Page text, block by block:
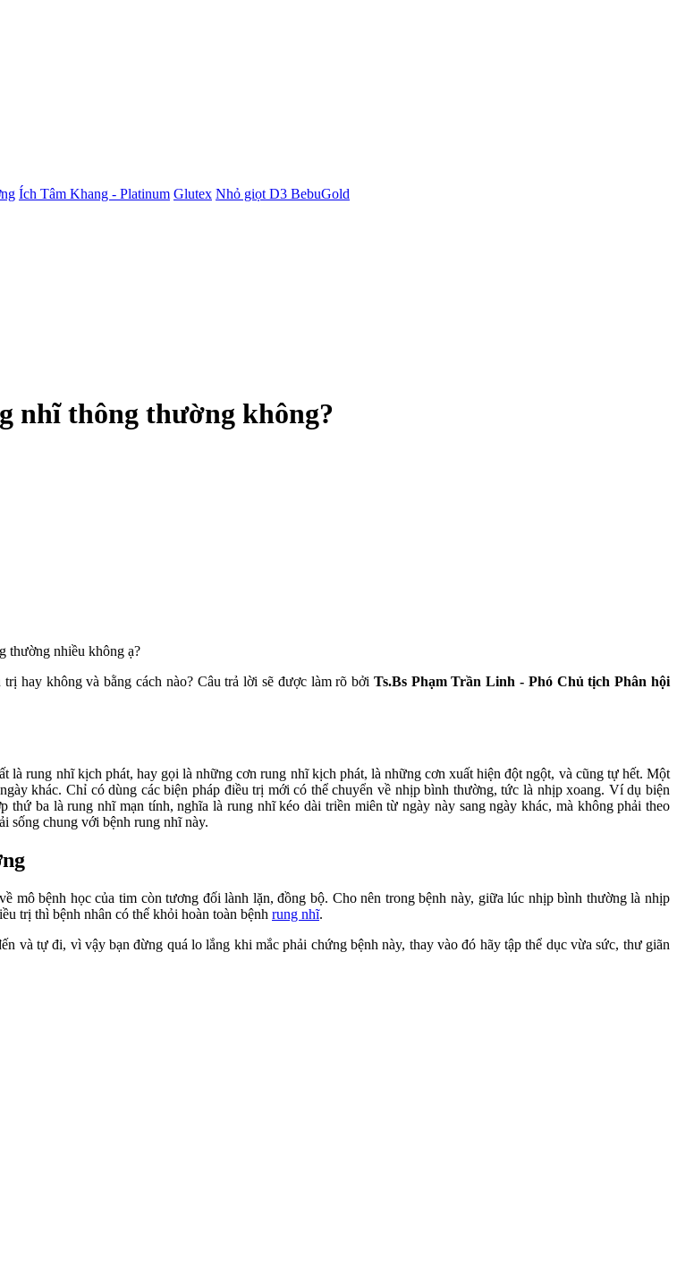
Ích Tâm Khang - Platinum Glutex Nhỏ giọt D3 BebuGold
nhĩ thông thường không?
thường nhiều không ạ?
hay không và bằng cách nào? Câu trả lời sẽ được làm rõ bởi Ts.Bs Phạm Trần Linh - Phó Chủ tịch Phân hội
là rung nhĩ kịch phát, hay gọi là những cơn rung nhĩ kịch phát, là những cơn xuất hiện đột ngột, và cũng tự hết. Một
khác. Chỉ có dùng các biện pháp điều trị mới có thể chuyển về nhịp bình thường, tức là nhịp xoang. Ví dụ biện
ba là rung nhĩ mạn tính, nghĩa là rung nhĩ kéo dài triền miên từ ngày này sang ngày khác, mà không phải theo
sống chung với bệnh rung nhĩ này.
mô bệnh học của tim còn tương đối lành lặn, đồng bộ. Cho nên trong bệnh này, giữa lúc nhịp bình thường là nhịp
trị thì bệnh nhân có thể khỏi hoàn toàn bệnh rung nhĩ.
và tự đi, vì vậy bạn đừng quá lo lắng khi mắc phải chứng bệnh này, thay vào đó hãy tập thể dục vừa sức, thư giãn